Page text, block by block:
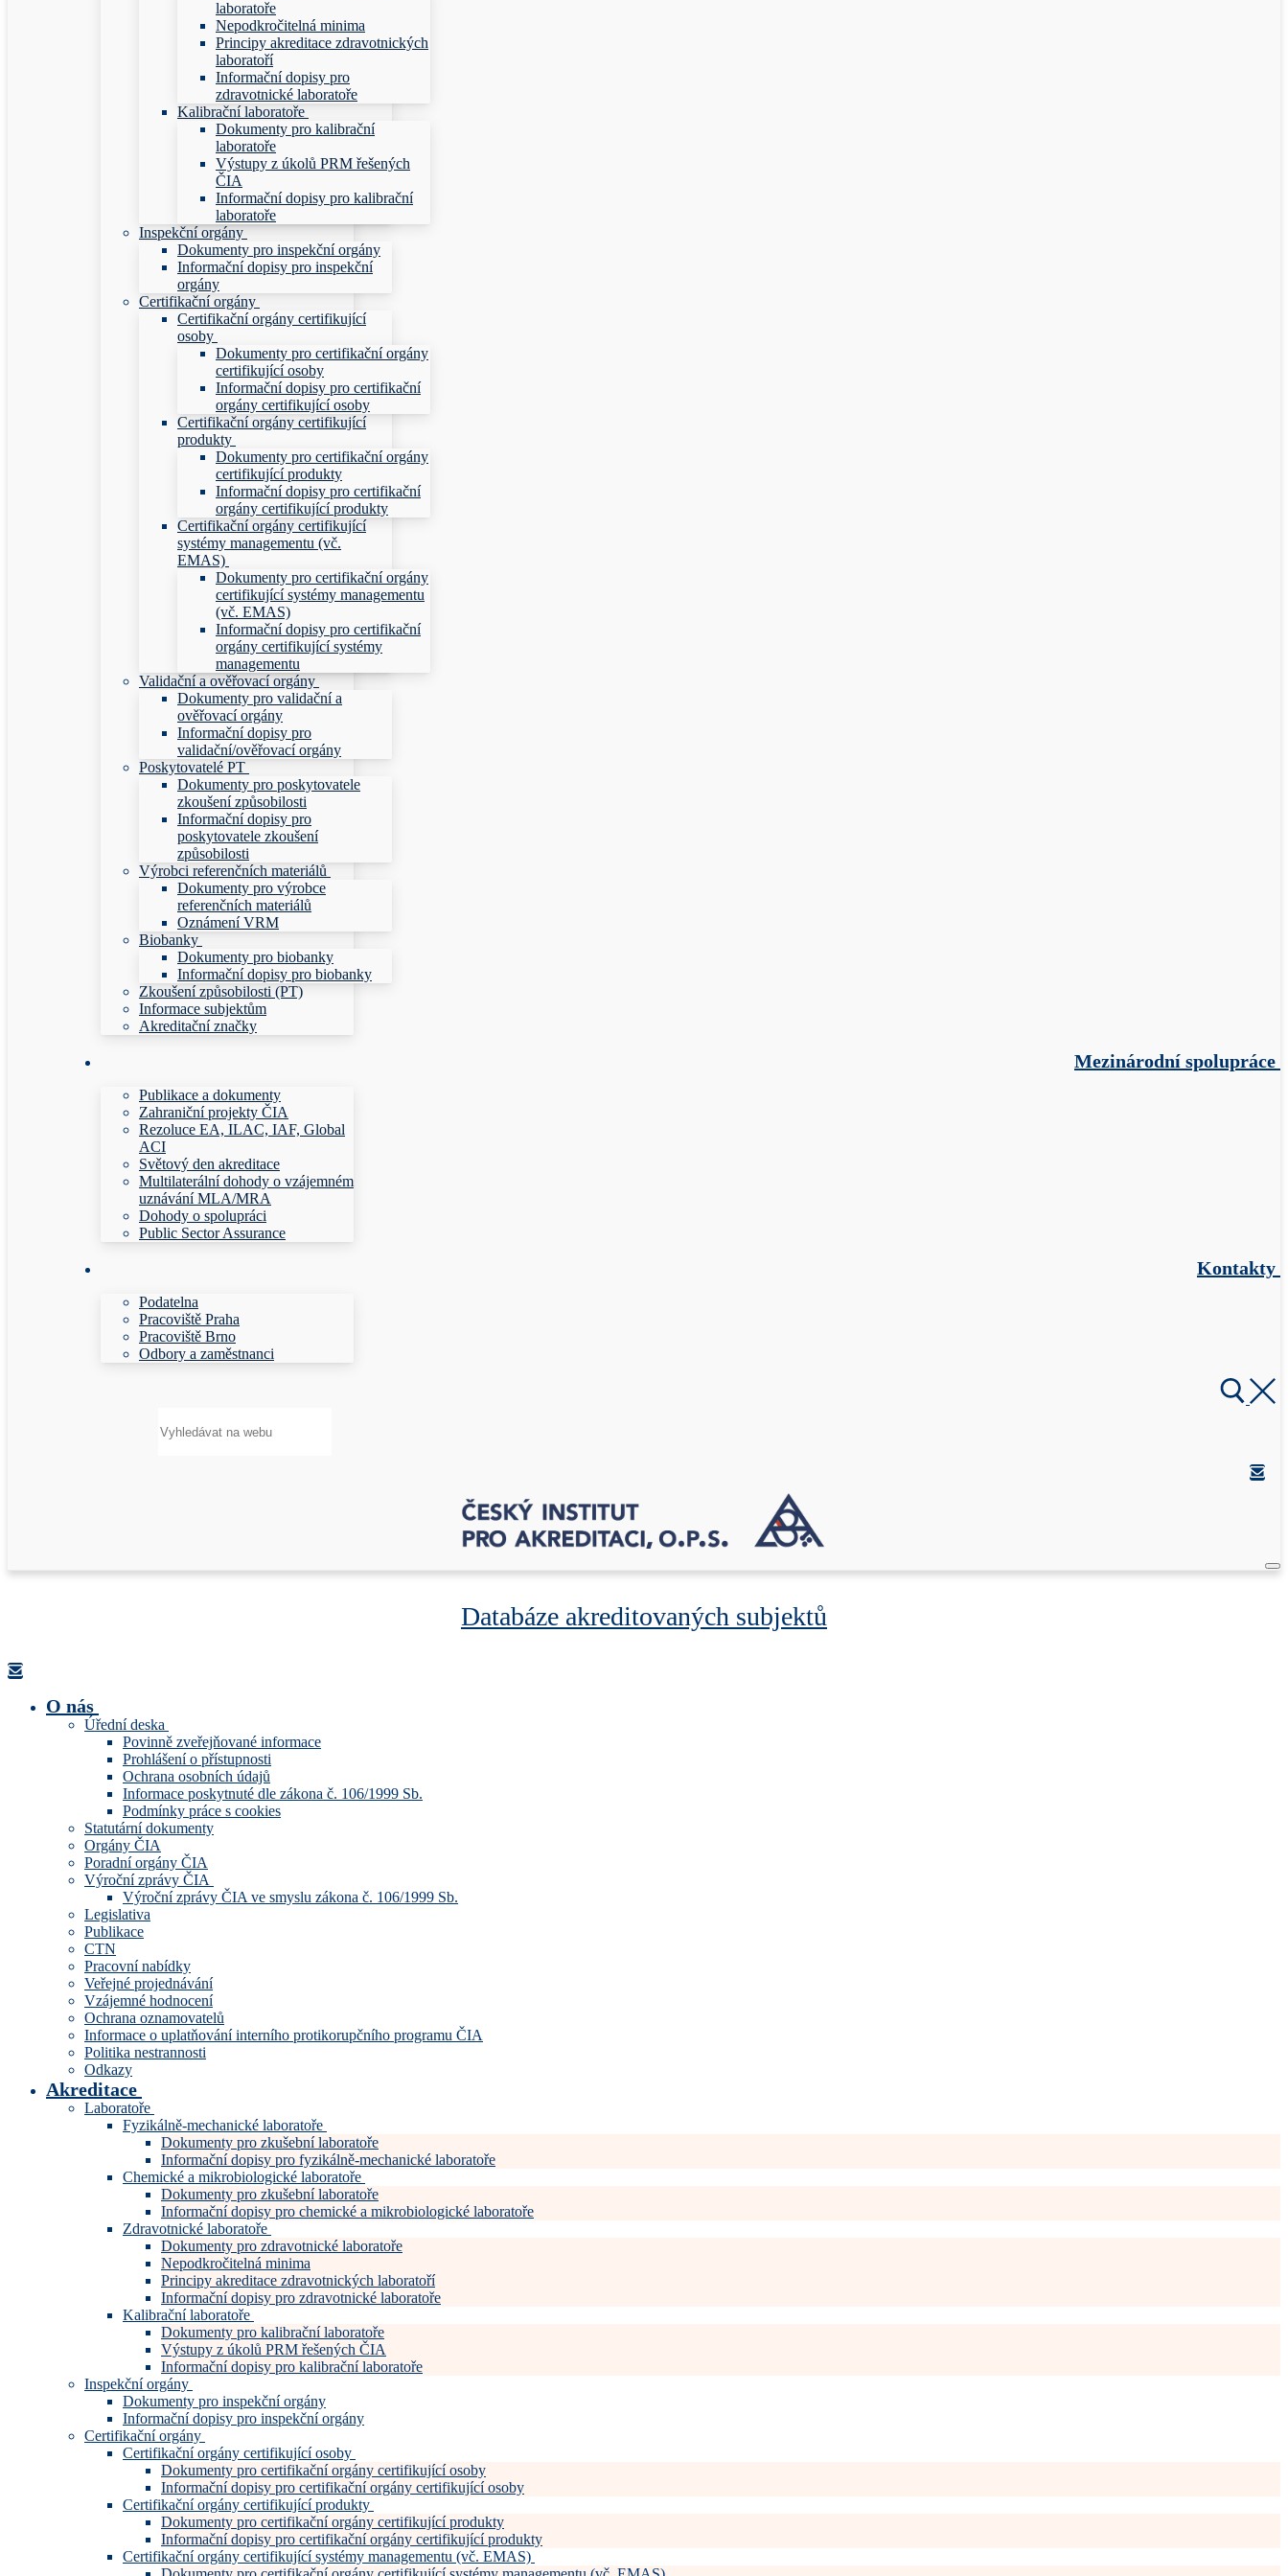
laboratoře
Nepodkročitelná minima
Principy akreditace zdravotnických
laboratoří
Informační dopisy pro
zdravotnické laboratoře
Kalibrační laboratoře
Dokumenty pro kalibrační
laboratoře
Výstupy z úkolů PRM řešených
ČIA
Informační dopisy pro kalibrační
laboratoře
Inspekční orgány
Dokumenty pro inspekční orgány
Informační dopisy pro inspekční
orgány
Certifikační orgány
Certifikační orgány certifikující
osoby
Dokumenty pro certifikační orgány
certifikující osoby
Informační dopisy pro certifikační
orgány certifikující osoby
Certifikační orgány certifikující
produkty
Dokumenty pro certifikační orgány
certifikující produkty
Informační dopisy pro certifikační
orgány certifikující produkty
Certifikační orgány certifikující
systémy managementu (vč.
EMAS)
Dokumenty pro certifikační orgány
certifikující systémy managementu
(vč. EMAS)
Informační dopisy pro certifikační
orgány certifikující systémy
managementu
Validační a ověřovací orgány
Dokumenty pro validační a
ověřovací orgány
Informační dopisy pro
validační/ověřovací orgány
Poskytovatelé PT
Dokumenty pro poskytovatele
zkoušení způsobilosti
Informační dopisy pro
poskytovatele zkoušení
způsobilosti
Výrobci referenčních materiálů
Dokumenty pro výrobce
referenčních materiálů
Oznámení VRM
Biobanky
Dokumenty pro biobanky
Informační dopisy pro biobanky
Zkoušení způsobilosti (PT)
Informace subjektům
Akreditační značky
Mezinárodní spolupráce
Publikace a dokumenty
Zahraniční projekty ČIA
Rezoluce EA, ILAC, IAF, Global
ACI
Světový den akreditace
Multilaterální dohody o vzájemném
uznávání MLA/MRA
Dohody o spolupráci
Public Sector Assurance
Kontakty
Podatelna
Pracoviště Praha
Pracoviště Brno
Odbory a zaměstnanci
Databáze akreditovaných subjektů
O nás
Úřední deska
Povinně zveřejňované informace
Prohlášení o přístupnosti
Ochrana osobních údajů
Informace poskytnuté dle zákona č. 106/1999 Sb.
Podmínky práce s cookies
Statutární dokumenty
Orgány ČIA
Poradní orgány ČIA
Výroční zprávy ČIA
Výroční zprávy ČIA ve smyslu zákona č. 106/1999 Sb.
Legislativa
Publikace
CTN
Pracovní nabídky
Veřejné projednávání
Vzájemné hodnocení
Ochrana oznamovatelů
Informace o uplatňování interního protikorupčního programu ČIA
Politika nestrannosti
Odkazy
Akreditace
Laboratoře
Fyzikálně-mechanické laboratoře
Dokumenty pro zkušební laboratoře
Informační dopisy pro fyzikálně-mechanické laboratoře
Chemické a mikrobiologické laboratoře
Dokumenty pro zkušební laboratoře
Informační dopisy pro chemické a mikrobiologické laboratoře
Zdravotnické laboratoře
Dokumenty pro zdravotnické laboratoře
Nepodkročitelná minima
Principy akreditace zdravotnických laboratoří
Informační dopisy pro zdravotnické laboratoře
Kalibrační laboratoře
Dokumenty pro kalibrační laboratoře
Výstupy z úkolů PRM řešených ČIA
Informační dopisy pro kalibrační laboratoře
Inspekční orgány
Dokumenty pro inspekční orgány
Informační dopisy pro inspekční orgány
Certifikační orgány
Certifikační orgány certifikující osoby
Dokumenty pro certifikační orgány certifikující osoby
Informační dopisy pro certifikační orgány certifikující osoby
Certifikační orgány certifikující produkty
Dokumenty pro certifikační orgány certifikující produkty
Informační dopisy pro certifikační orgány certifikující produkty
Certifikační orgány certifikující systémy managementu (vč. EMAS)